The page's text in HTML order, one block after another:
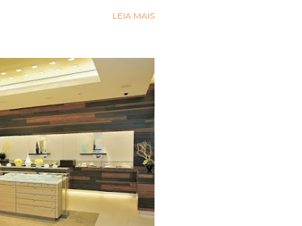
presença e conexão .
globais. A Accenture , em
o movimento de Social
pessoas buscam mais
e riqueza sensorial nas
consultoria, 42%
prazerosa da última
LEIA MAIS